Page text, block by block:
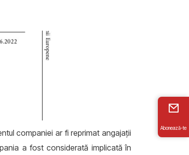
companiei ar fi reprimat angajații
a fost considerată implicată în
Abonează-te